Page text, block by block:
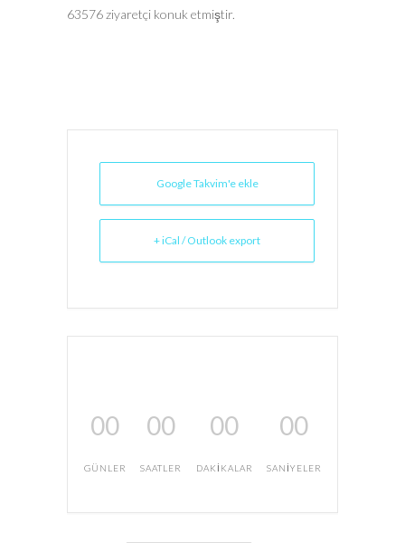
63576 ziyaretçi konuk etmiştir.
Google Takvim'e ekle
+ iCal / Outlook export
00
GÜNLER
00
SAATLER
00
DAKIKALAR
00
SANIYELER